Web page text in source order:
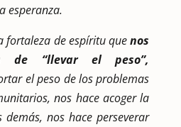
esperanza.
fortaleza de espíritu quenos
de “llevar el peso”,
el peso de los problemas
nos hace acoger la
demás, nos hace perseverar